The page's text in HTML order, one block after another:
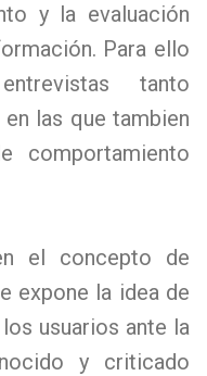
y la evaluación
Para ello
tanto
las que tambien
comportamiento
el concepto de
expone la idea de
usuarios ante la
y criticado